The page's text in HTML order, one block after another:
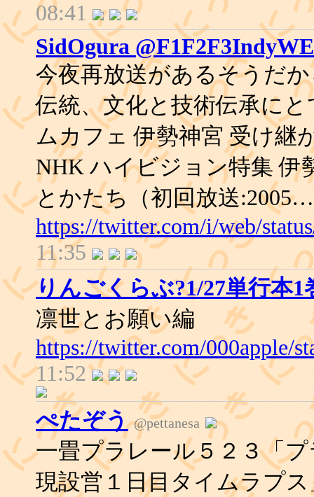
08:41
SidOgura
今夜再放送があるそうだ
伝統、文化と技術伝承に
ムカフェ 伊勢神宮 受け継
NHK ハイビジョン特集 伊
とかたち（初回放送:2005…
https://twitter.com/i/web/
11:35
りんごくらぶ?1/27単行本1
凛世とお願い編
https://twitter.com/000apple/
11:52
ぺたぞう @pettanesa
一畳プラレール５２３「
現設営１日目タイムラプス